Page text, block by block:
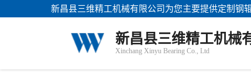
新昌县三维精工机械有限公司为您主要提供定制钢
新昌县三维精工机械
Xinchang Xinyu Bearing Co., Ltd
们